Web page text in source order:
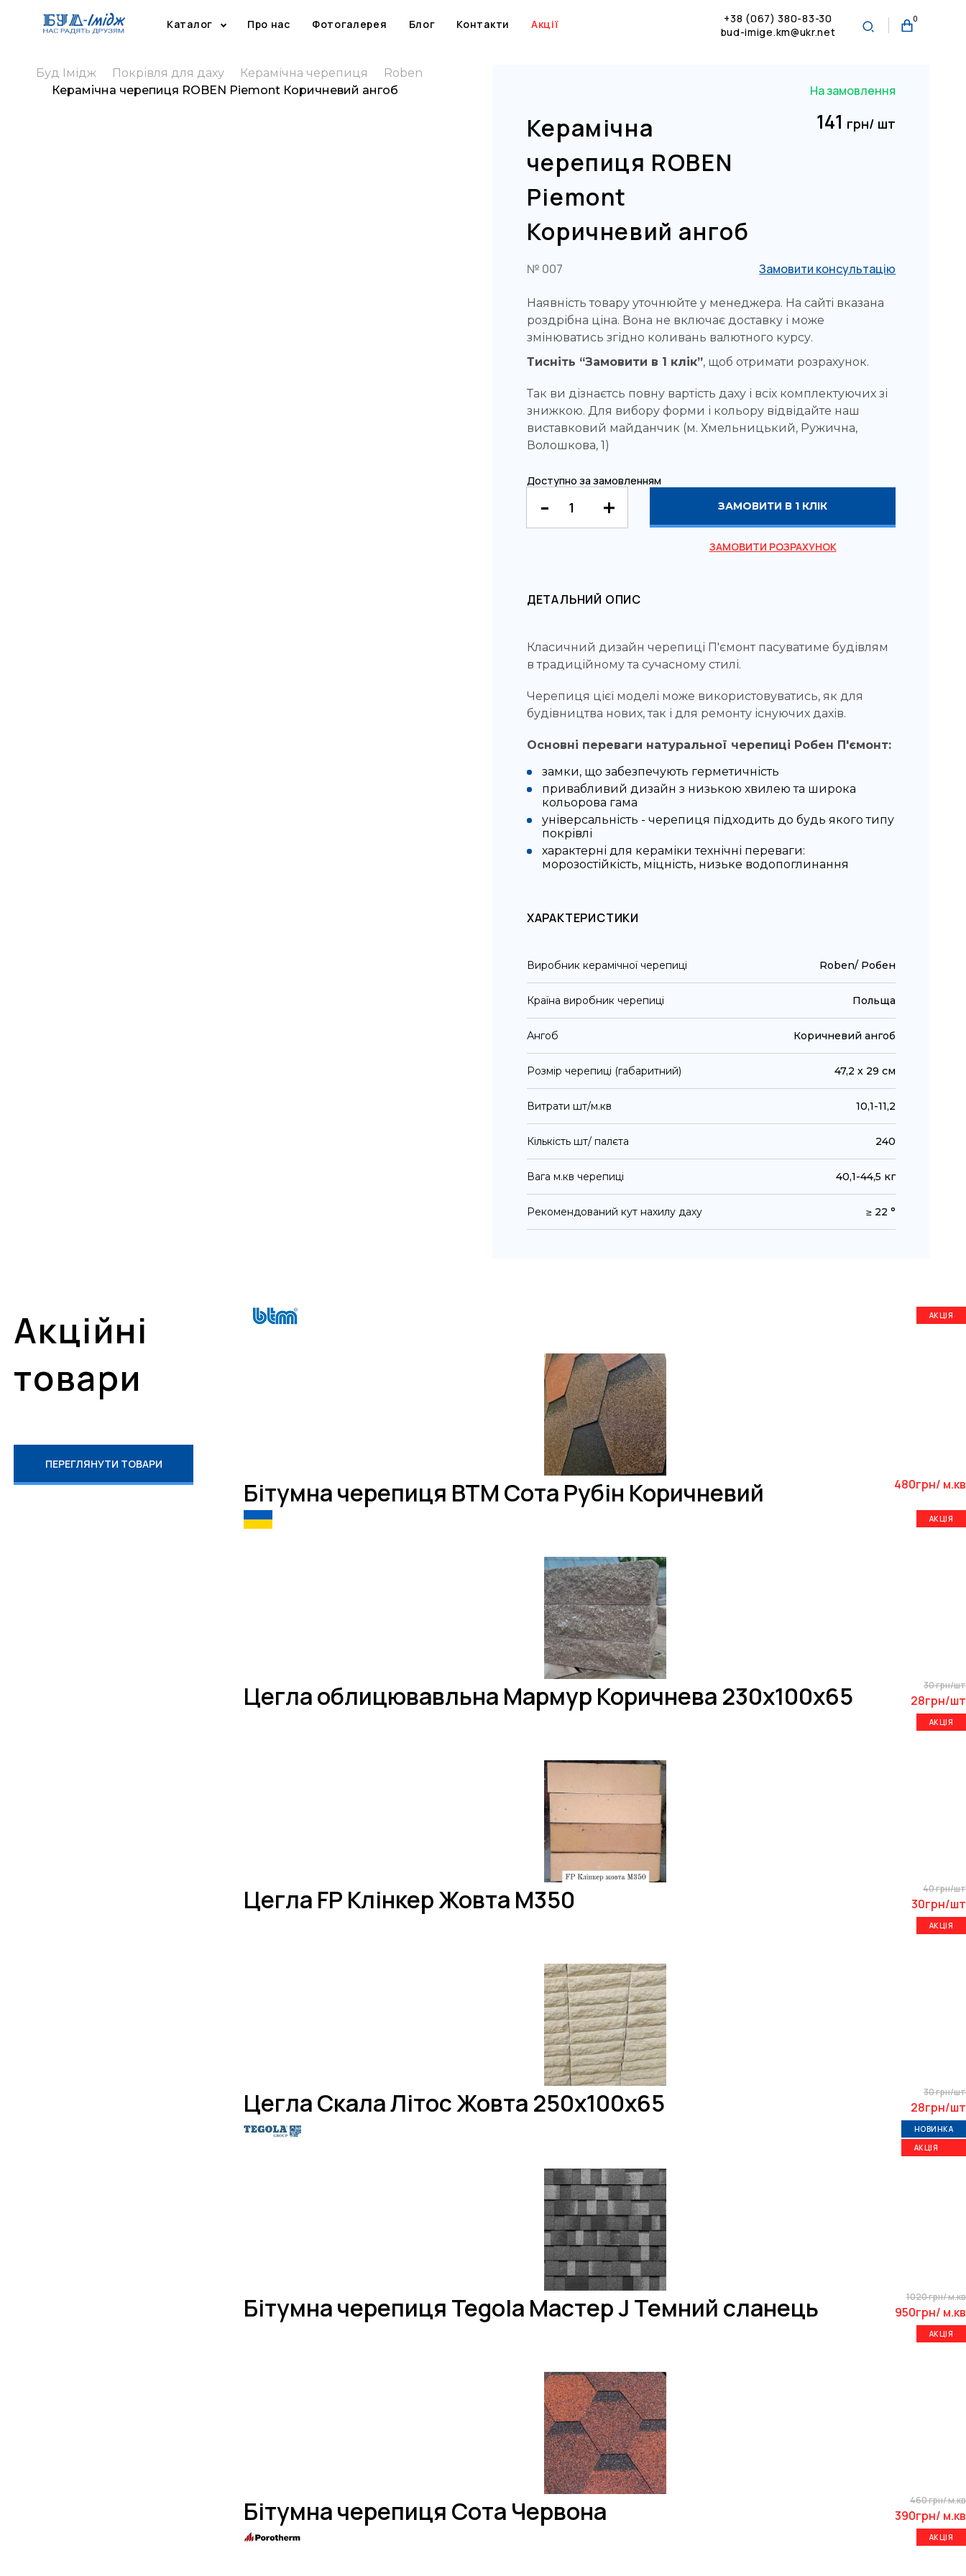
to
Каталог Про нас Фотогалерея Блог Контакти Акції
+38 (067) 380-83-30
bud-imige.km@ukr.net
0
Буд Імідж Покрівля для даху Керамічна черепиця
Roben
Керамічна черепиця ROBEN Piemont Коричневий ангоб
На замовлення
Керамічна
черепиця ROBEN
Piemont
Коричневий ангоб
141 грн/ шт
№ 007 Замовити консультацію
Наявність товару уточнюйте у менеджера. На сайті вказана
роздрібна ціна. Вона не включає доставку і може
змінюватись згідно коливань валютного курсу.
Тисніть “Замовити в 1 клік”, щоб отримати розрахунок.
Так ви дізнаєтсь повну вартість даху і всіх комплектуючих зі
знижкою. Для вибору форми і кольору відвідайте наш
виставковий майданчик (м. Хмельницький, Ружична,
Волошкова, 1)
Доступно за замовленням
ЗАМОВИТИ В 1 КЛІК
ЗАМОВИТИ РОЗРАХУНОК
ДЕТАЛЬНИЙ ОПИС
Класичний дизайн черепиці П'ємонт пасуватиме будівлям
в традиційному та сучасному стилі.
Черепиця цієї моделі може використовуватись, як для
будівництва нових, так і для ремонту існуючих дахів.
Основні переваги натуральної черепиці Робен П'ємонт:
замки, що забезпечують герметичність
привабливий дизайн з низькою хвилею та широка
кольорова гама
універсальність - черепиця підходить до будь якого типу
покрівлі
характерні для кераміки технічні переваги:
морозостійкість, міцність, низьке водопоглинання
ХАРАКТЕРИСТИКИ
Виробник керамічної черепиці Roben/ Робен
Країна виробник черепиці Польща
Ангоб Коричневий ангоб
Розмір черепиці (габаритний) 47,2 х 29 см
Витрати шт/м.кв 10,1-11,2
Кількість шт/ палєта 240
Вага м.кв черепиці 40,1-44,5 кг
Рекомендований кут нахилу даху ≥ 22 °
Акційні
товари
ПЕРЕГЛЯНУТИ ТОВАРИ
АКЦІЯ
Бітумна черепиця BTM Сота Рубін Коричневий 480грн/ м.кв
АКЦІЯ
Цегла облицювавльна Мармур Коричнева 230х100х65 30 грн/шт
28грн/шт
АКЦІЯ
Цегла FP Клінкер Жовта M350 40 грн/шт
30грн/шт
АКЦІЯ
Цегла Скала Літос Жовта 250х100х65 30 грн/шт
28грн/шт
НОВИНКА
АКЦІЯ
Бітумна черепиця Tegola Мастер J Темний сланець 1020 грн/ м.кв
950грн/ м.кв
АКЦІЯ
Бітумна черепиця Сота Червона 460 грн/ м.кв
390грн/ м.кв
АКЦІЯ